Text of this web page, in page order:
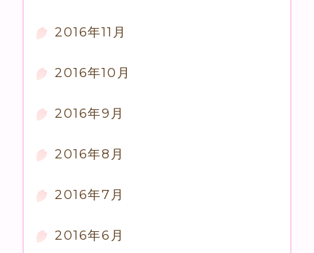
2016年11月
2016年10月
2016年9月
2016年8月
2016年7月
2016年6月